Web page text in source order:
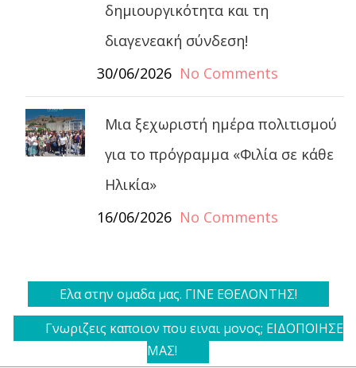
δημιουργικότητα και τη
διαγενεακή σύνδεση!
30/06/2026 No Comments
Μια ξεχωριστή ημέρα πολιτισμού
για το πρόγραμμα «Φιλία σε κάθε
Ηλικία»
16/06/2026 No Comments
Ελα στην ομαδα μας. ΓΙΝΕ ΕΘΕΛΟΝΤΗΣ!
Γνωριζεις καποιον που ειναι μονος; ΕΙΔΟΠΟΙΗΣΕ
ΜΑΣ!